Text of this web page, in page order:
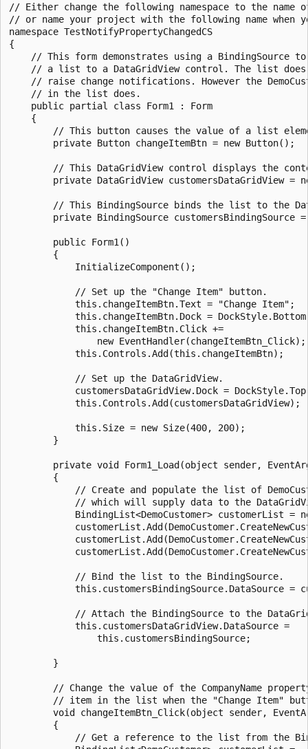
// Either change the following namespace to the name
// or name your project with the following name when
namespace TestNotifyPropertyChangedCS
{
// This form demonstrates using a BindingSource
// a list to a DataGridView control. The list does
// raise change notifications. However the
    // in the list does.
    public partial class Form1 : Form
    {
// This button causes the value of a list
        private Button changeItemBtn = new Button();
// This DataGridView control displays the
private DataGridView customersDataGridView =
// This BindingSource binds the list to the
private BindingSource customersBindingSource
        public Form1()
        {
            InitializeComponent();
            // Set up the "Change Item" button.
            this.changeItemBtn.Text = "Change Item";
this.changeItemBtn.Dock =
            this.changeItemBtn.Click +=
                new EventHandler(changeItemBtn_Click);
            this.Controls.Add(this.changeItemBtn);
            // Set up the DataGridView.
customersDataGridView.Dock =
            this.Controls.Add(customersDataGridView);
            this.Size = new Size(400, 200);
        }
private void Form1_Load(object sender,
        {
// Create and populate the list of
// which will supply data to the
BindingList<DemoCustomer> customerList =
            // Bind the list to the BindingSource.
this.customersBindingSource.DataSource =
// Attach the BindingSource to the
            this.customersDataGridView.DataSource =
                this.customersBindingSource;
        }
// Change the value of the CompanyName
// item in the list when the "Change Item"
void changeItemBtn_Click(object sender,
        {
// Get a reference to the list from the